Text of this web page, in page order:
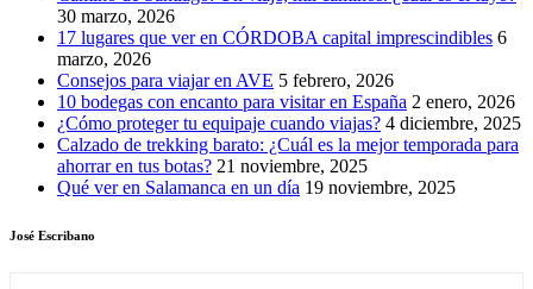
30 marzo, 2026
17 lugares que ver en CÓRDOBA capital imprescindibles 6
marzo, 2026
Consejos para viajar en AVE 5 febrero, 2026
10 bodegas con encanto para visitar en España 2 enero, 2026
¿Cómo proteger tu equipaje cuando viajas? 4 diciembre, 2025
Calzado de trekking barato: ¿Cuál es la mejor temporada para
ahorrar en tus botas? 21 noviembre, 2025
Qué ver en Salamanca en un día 19 noviembre, 2025
José Escribano